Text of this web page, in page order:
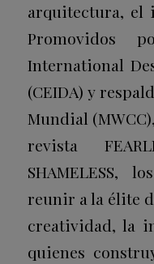
arquitectura, el
Promovidos
International
(CEIDA) y
Mundial
revista
SHAMELESS,
reunir a la élite
creatividad, la
quienes